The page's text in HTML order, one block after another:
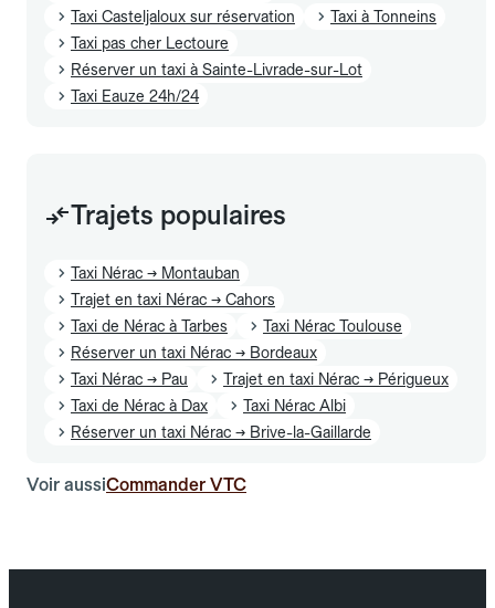
Taxi Casteljaloux sur réservation
Taxi à Tonneins
Taxi pas cher Lectoure
Réserver un taxi à Sainte-Livrade-sur-Lot
Taxi Eauze 24h/24
Trajets populaires
Taxi Nérac → Montauban
Trajet en taxi Nérac → Cahors
Taxi de Nérac à Tarbes
Taxi Nérac Toulouse
Réserver un taxi Nérac → Bordeaux
Taxi Nérac → Pau
Trajet en taxi Nérac → Périgueux
Taxi de Nérac à Dax
Taxi Nérac Albi
Réserver un taxi Nérac → Brive-la-Gaillarde
Voir aussiCommander VTC